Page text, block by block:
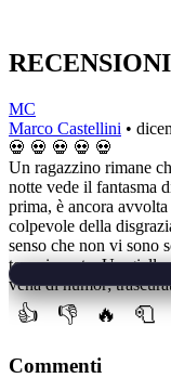
RECENSIONI
MC
Marco Castellini •
💀 💀 💀 💀 💀
Un ragazzino rimane
notte vede il fantasma
prima, è ancora
colpevole della
senso che non vi sono
terrorizzante. Un giallo
vena di humor;
👍 👎 🔥 🧻
Commenti